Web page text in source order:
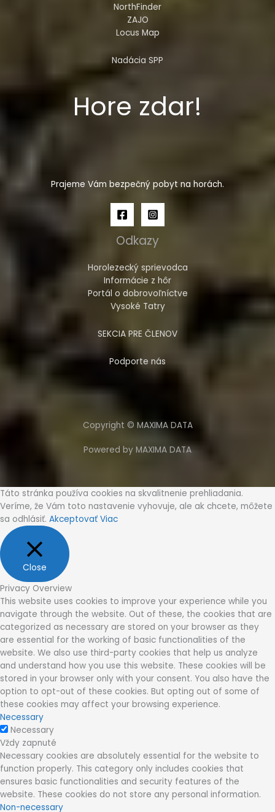
NorthFinder
ZAJO
Locus Map
Nadácia SPP
Hore zdar!
Prajeme Vám bezpečný pobyt na horách.
Odkazy
Horolezecký sprievodca
Informácie z hôr
Portál o dobrovoľníctve
Vysoké Tatry
SEKCIA PRE ČLENOV
Podporte nás
Copyright © MAXIMA DATA
Powered by MAXIMA DATA
Táto stránka používa cookies na skvalitnenie prehliadania.
Veríme, že Vám toto nastavenie vyhovuje, ale ak chcete, môžete
sa odhlásiť. Akceptovať Viac
Close
Privacy Overview
This website uses cookies to improve your experience while you
navigate through the website. Out of these, the cookies that are
categorized as necessary are stored on your browser as they
are essential for the working of basic functionalities of the
website. We also use third-party cookies that help us analyze
and understand how you use this website. These cookies will be
stored in your browser only with your consent. You also have the
option to opt-out of these cookies. But opting out of some of
these cookies may affect your browsing experience.
Necessary
Necessary
Vždy zapnuté
Necessary cookies are absolutely essential for the website to
function properly. This category only includes cookies that
ensures basic functionalities and security features of the
website. These cookies do not store any personal information.
Non-necessary